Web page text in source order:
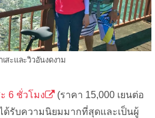
สะและวิวอันงดงาม
6 ชั่วโมง
(ราคา 15,000 เยนต่อ
ด้รับความนิยมมากที่สุดและเป็นผู้